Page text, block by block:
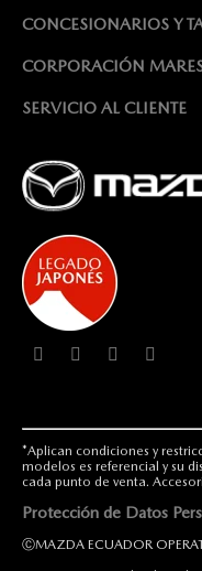
CONCESIONARIOS Y
CORPORACIÓN
SERVICIO AL CLIENTE
*Aplican condiciones y
modelos es referencial y su
cada punto de venta.
Protección de Datos
ⒸMAZDA ECUADOR